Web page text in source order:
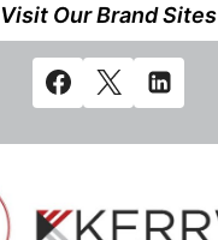
Visit Our Brand Sites